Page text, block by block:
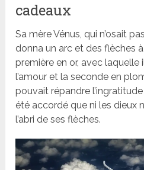
cadeaux
Sa mère Vénus, qui n’osait
donna un arc et des flèches
première en or, avec
l’amour et la seconde en
pouvait répandre
été accordé que ni les dieux
l’abri de ses flèches.